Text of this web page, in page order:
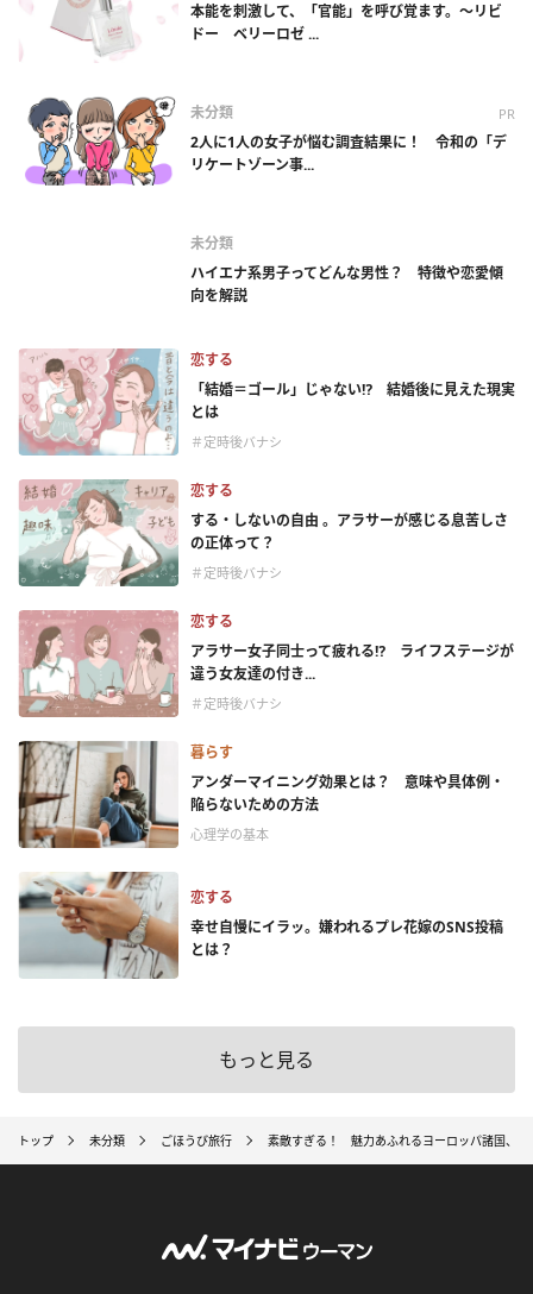
本能を刺激して、「官能」を呼び覚ます。～リビ
ドー ベリーロゼ ...
未分類 PR
2人に1人の女子が悩む調査結果に！ 令和の「デ
リケートゾーン事...
未分類
ハイエナ系男子ってどんな男性？ 特徴や恋愛傾
向を解説
恋する
「結婚＝ゴール」じゃない⁉ 結婚後に見えた現実
とは
＃定時後バナシ
恋する
する・しないの自由 。アラサーが感じる息苦しさ
の正体って？
＃定時後バナシ
恋する
アラサー女子同士って疲れる⁉ ライフステージが
違う女友達の付き...
＃定時後バナシ
暮らす
アンダーマイニング効果とは？ 意味や具体例・
陥らないための方法
心理学の基本
恋する
幸せ自慢にイラッ。嫌われるプレ花嫁のSNS投稿
とは？
もっと見る
トップ 未分類 ごほうび旅行 素敵すぎる！ 魅力あふれるヨーロッパ諸国、